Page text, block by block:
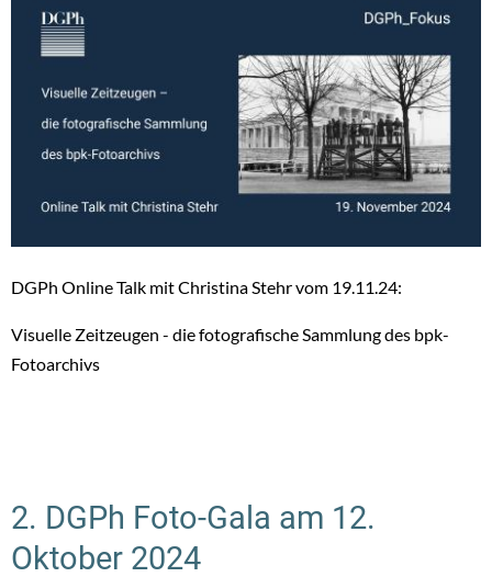
DGPh Online Talk mit Christina Stehr vom 19.11.24:
Visuelle Zeitzeugen - die fotografische Sammlung des bpk-
Fotoarchivs
2. DGPh Foto-Gala am 12.
Oktober 2024